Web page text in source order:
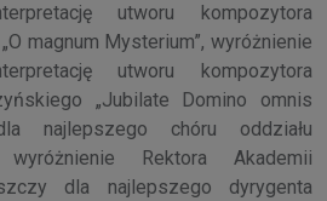
utworu kompozytora
magnum Mysterium”, wyróżnienie
utworu kompozytora
„Jubilate Domino omnis
najlepszego chóru oddziału
Rektora Akademii
dla najlepszego dyrygenta